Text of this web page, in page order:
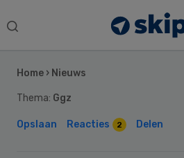
Search
Home › Nieuws
Thema: Ggz
Opslaan Reacties 2 Delen
Sidebar